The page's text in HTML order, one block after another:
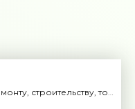
Если вы ищете информацию по ремонту, строительству, то вы попали на нужный сайт.